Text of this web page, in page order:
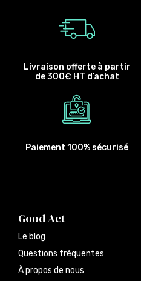
Livraison offerte à partir
de 300€ HT d’achat
Paiement 100% sécurisé
Good Act
Le blog
Questions fréquentes
À propos de nous